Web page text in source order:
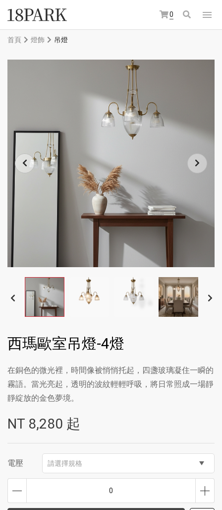
0
首頁 燈飾 吊燈
西瑪歐室吊燈-4燈
在銅色的微光裡，時間像被悄悄托起，四盞玻璃凝住一瞬的
霧語。當光亮起，透明的波紋輕輕呼吸，將日常照成一場靜
靜綻放的金色夢境。
NT 8,280 起
電壓 請選擇規格
0